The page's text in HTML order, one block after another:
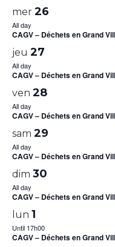
mer 26
All day
CAGV – Déchets en Grand
jeu 27
All day
CAGV – Déchets en Grand
ven 28
All day
CAGV – Déchets en Grand
sam 29
All day
CAGV – Déchets en Grand
dim 30
All day
CAGV – Déchets en Grand
lun 1
Until 17h00
CAGV – Déchets en Grand